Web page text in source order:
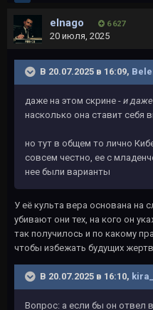
elnago 6 627
20 июля, 2025
В 20.07.2025 в 16:09,
даже на этом скрине - и даже
насколько она ставит себя
но тут в общем то лично
совсем честно, ее с
нее были варианты
У её культа вера основана на
убивают они тех, на кого он
так получилось и по какому
чтобы избежать будущих
В 20.07.2025 в 16:10,
Вопрос: а если бы он отвел